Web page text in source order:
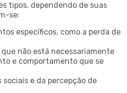
tipos, dependendo de suas
se:
específicos, como a perda de
não está necessariamente
e comportamento que se
e da percepção de